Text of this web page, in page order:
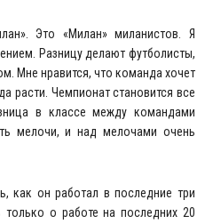
Это «Милан» миланистов. Я
Разницу делают футболисты,
Мне нравится, что команда хочет
расти. Чемпионат становится все
в классе между командами
мелочи, и над мелочами очень
как он работал в последние три
о работе на последних 20